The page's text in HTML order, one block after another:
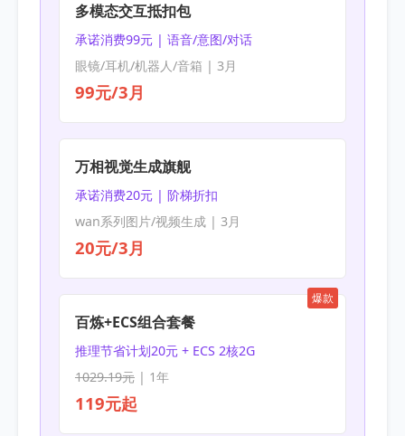
多模态交互抵扣包
承诺消费99元 | 语音/意图/对话
眼镜/耳机/机器人/音箱 | 3月
99元/3月
万相视觉生成旗舰
承诺消费20元 | 阶梯折扣
wan系列图片/视频生成 | 3月
20元/3月
爆款
百炼+ECS组合套餐
推理节省计划20元 + ECS 2核2G
1029.19元| 1年
119元起